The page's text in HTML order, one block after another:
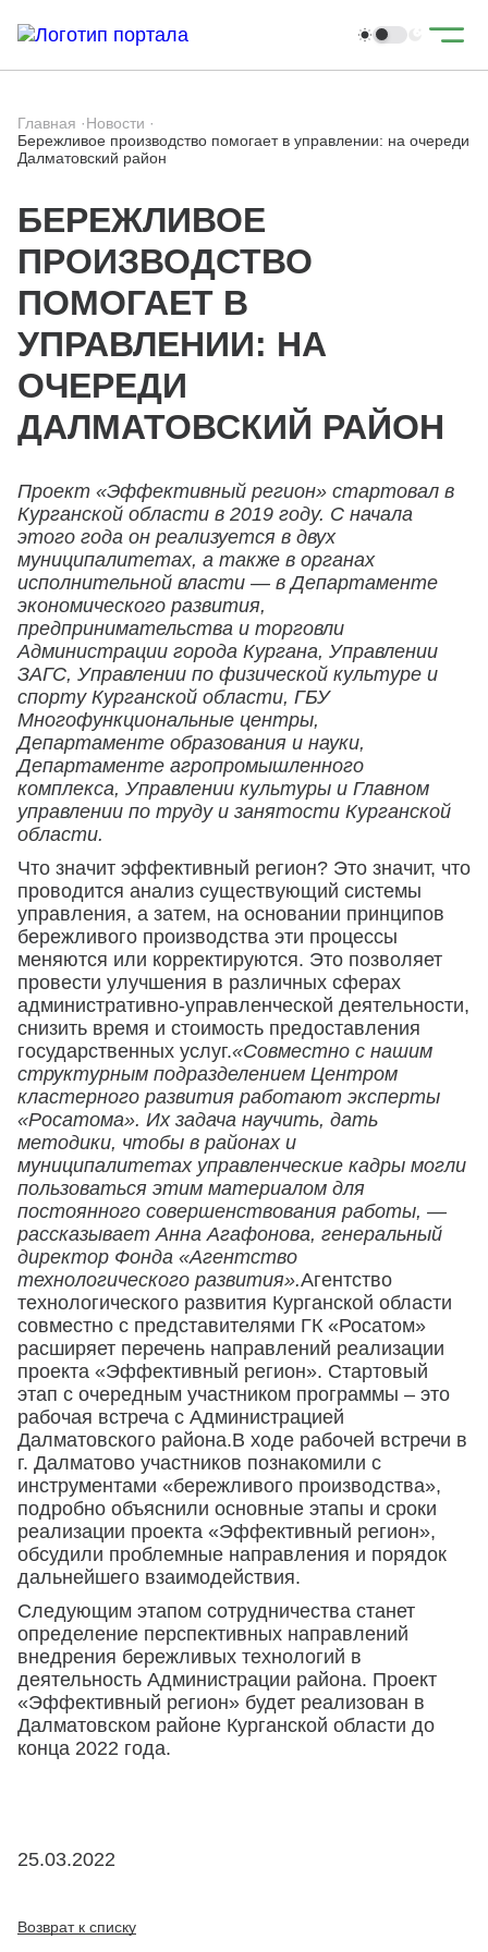
Главная ·Новости ·
Бережливое производство помогает в управлении: на очереди
Далматовский район
БЕРЕЖЛИВОЕ
ПРОИЗВОДСТВО
ПОМОГАЕТ В
УПРАВЛЕНИИ: НА
ОЧЕРЕДИ
ДАЛМАТОВСКИЙ РАЙОН
Проект «Эффективный регион» стартовал в
Курганской области в 2019 году. С начала
этого года он реализуется в двух
муниципалитетах, а также в органах
исполнительной власти — в Департаменте
экономического развития,
предпринимательства и торговли
Администрации города Кургана, Управлении
ЗАГС, Управлении по физической культуре и
спорту Курганской области, ГБУ
Многофункциональные центры,
Департаменте образования и науки,
Департаменте агропромышленного
комплекса, Управлении культуры и Главном
управлении по труду и занятости Курганской
области.
Что значит эффективный регион? Это значит, что
проводится анализ существующий системы
управления, а затем, на основании принципов
бережливого производства эти процессы
меняются или корректируются. Это позволяет
провести улучшения в различных сферах
административно-управленческой деятельности,
снизить время и стоимость предоставления
государственных услуг.«Совместно с нашим
структурным подразделением Центром
кластерного развития работают эксперты
«Росатома». Их задача научить, дать
методики, чтобы в районах и
муниципалитетах управленческие кадры могли
пользоваться этим материалом для
постоянного совершенствования работы, —
рассказывает Анна Агафонова, генеральный
директор Фонда «Агентство
технологического развития».Агентство
технологического развития Курганской области
совместно с представителями ГК «Росатом»
расширяет перечень направлений реализации
проекта «Эффективный регион». Стартовый
этап с очередным участником программы – это
рабочая встреча с Администрацией
Далматовского района.В ходе рабочей встречи в
г. Далматово участников познакомили с
инструментами «бережливого производства»,
подробно объяснили основные этапы и сроки
реализации проекта «Эффективный регион»,
обсудили проблемные направления и порядок
дальнейшего взаимодействия.
Следующим этапом сотрудничества станет
определение перспективных направлений
внедрения бережливых технологий в
деятельность Администрации района. Проект
«Эффективный регион» будет реализован в
Далматовском районе Курганской области до
конца 2022 года.
25.03.2022
Возврат к списку